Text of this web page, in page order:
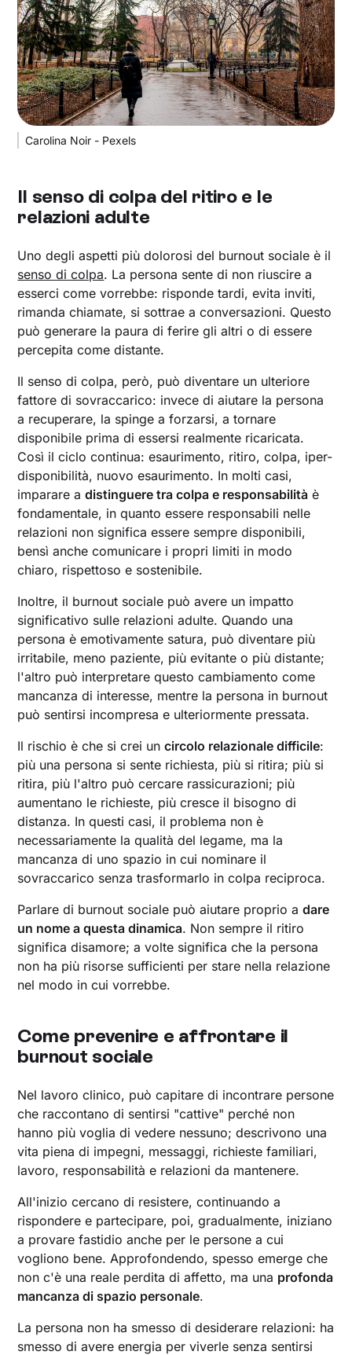
Carolina Noir - Pexels
Il senso di colpa del ritiro e le
relazioni adulte
Uno degli aspetti più dolorosi del burnout sociale è il
senso di colpa. La persona sente di non riuscire a
esserci come vorrebbe: risponde tardi, evita inviti,
rimanda chiamate, si sottrae a conversazioni. Questo
può generare la paura di ferire gli altri o di essere
percepita come distante.
Il senso di colpa, però, può diventare un ulteriore
fattore di sovraccarico: invece di aiutare la persona
a recuperare, la spinge a forzarsi, a tornare
disponibile prima di essersi realmente ricaricata.
Così il ciclo continua: esaurimento, ritiro, colpa, iper-
disponibilità, nuovo esaurimento. In molti casi,
imparare adistinguere tra colpa e responsabilità è
fondamentale, in quanto essere responsabili nelle
relazioni non significa essere sempre disponibili,
bensì anche comunicare i propri limiti in modo
chiaro, rispettoso e sostenibile.
Inoltre, il burnout sociale può avere un impatto
significativo sulle relazioni adulte. Quando una
persona è emotivamente satura, può diventare più
irritabile, meno paziente, più evitante o più distante;
l'altro può interpretare questo cambiamento come
mancanza di interesse, mentre la persona in burnout
può sentirsi incompresa e ulteriormente pressata.
Il rischio è che si crei uncircolo relazionale difficile:
più una persona si sente richiesta, più si ritira; più si
ritira, più l'altro può cercare rassicurazioni; più
aumentano le richieste, più cresce il bisogno di
distanza. In questi casi, il problema non è
necessariamente la qualità del legame, ma la
mancanza di uno spazio in cui nominare il
sovraccarico senza trasformarlo in colpa reciproca.
Parlare di burnout sociale può aiutare proprio adare
un nome a questa dinamica. Non sempre il ritiro
significa disamore; a volte significa che la persona
non ha più risorse sufficienti per stare nella relazione
nel modo in cui vorrebbe.
Come prevenire e affrontare il
burnout sociale
Nel lavoro clinico, può capitare di incontrare persone
che raccontano di sentirsi "cattive" perché non
hanno più voglia di vedere nessuno; descrivono una
vita piena di impegni, messaggi, richieste familiari,
lavoro, responsabilità e relazioni da mantenere.
All'inizio cercano di resistere, continuando a
rispondere e partecipare, poi, gradualmente, iniziano
a provare fastidio anche per le persone a cui
vogliono bene. Approfondendo, spesso emerge che
non c'è una reale perdita di affetto, ma una profonda
mancanza di spazio personale.
La persona non ha smesso di desiderare relazioni: ha
smesso di avere energia per viverle senza sentirsi